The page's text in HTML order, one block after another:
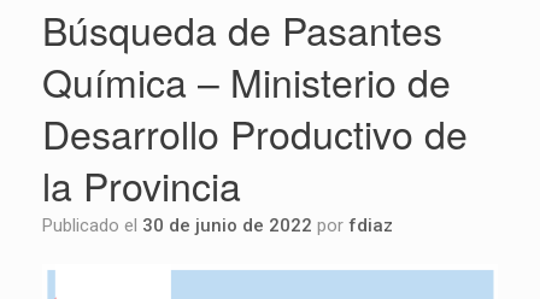
Búsqueda de Pasantes
Química – Ministerio de
Desarrollo Productivo de
la Provincia
Publicado el 30 de junio de 2022 por fdiaz